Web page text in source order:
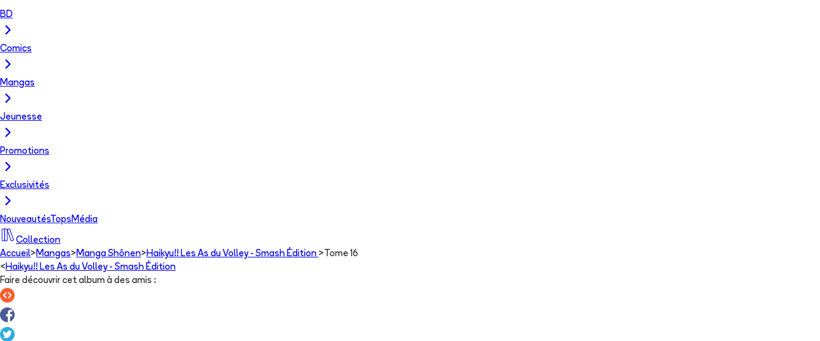
BD
Comics
Mangas
Jeunesse
Promotions
Exclusivités
NouveautésTops Média
Collection
Accueil> Mangas> Manga Shōnen> Haikyu!! Les As du Volley - Smash Édition > Tome 16
< Haikyu!! Les As du Volley - Smash Édition
Faire découvrir cet album à des amis :